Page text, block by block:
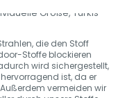
die den Stoff
Stoffe blockieren
wird sichergestellt,
ist, da er
vermeiden wir